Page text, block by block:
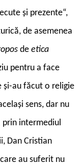
şi prezente“,
de asemenea
de etica
pentru a face
au făcut o religie
sens, dar nu
intermediul
Dan Cristian
au suferit nu